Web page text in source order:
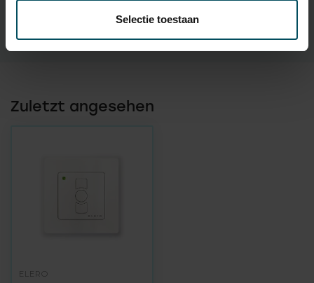
Selectie toestaan
Zuletzt angesehen
ELERO